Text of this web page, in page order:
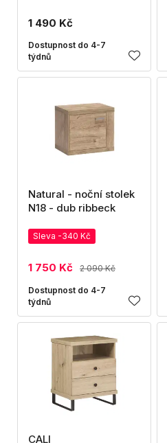
1 490 Kč
Dostupnost do 4-7
týdnů
Natural - noční stolek
N18 - dub ribbeck
Sleva -340 Kč
1 750 Kč 2 090 Kč
Dostupnost do 4-7
týdnů
CALI